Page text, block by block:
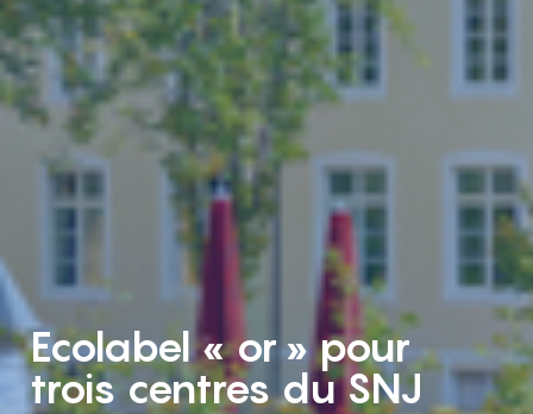
Ecolabel « or » pour
trois centres du SNJ